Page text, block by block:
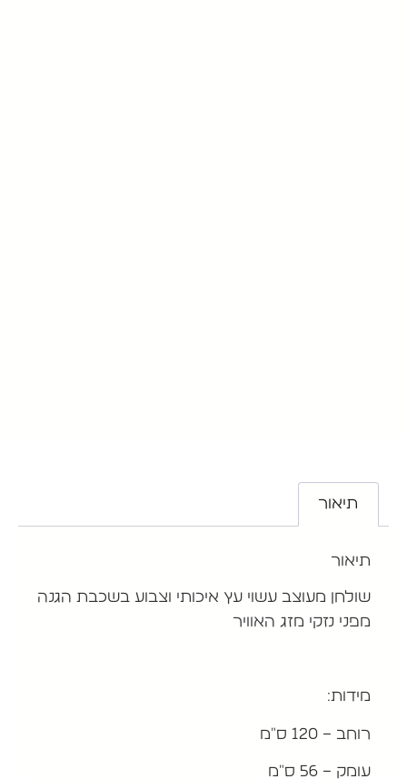
תיאור
תיאור
שולחן מעוצב עשוי עץ איכותי וצבוע בשכבת הגנה
מפני נזקי מזג האוויר
מידות:
רוחב – 120 ס"מ
עומק – 56 ס"מ